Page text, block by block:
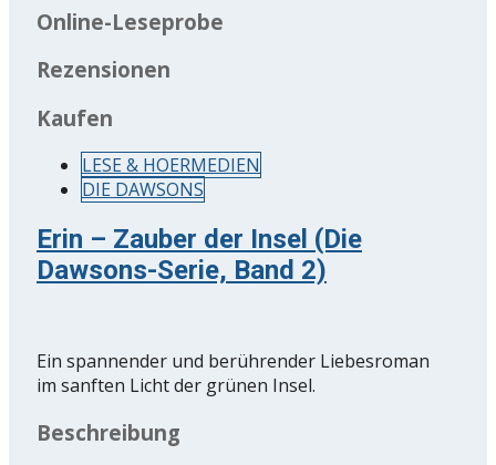
Online-Leseprobe
Rezensionen
Kaufen
LESE & HOERMEDIEN
DIE DAWSONS
Erin – Zauber der Insel (Die
Dawsons-Serie, Band 2)
Ein spannender und berührender Liebesroman
im sanften Licht der grünen Insel.
Beschreibung